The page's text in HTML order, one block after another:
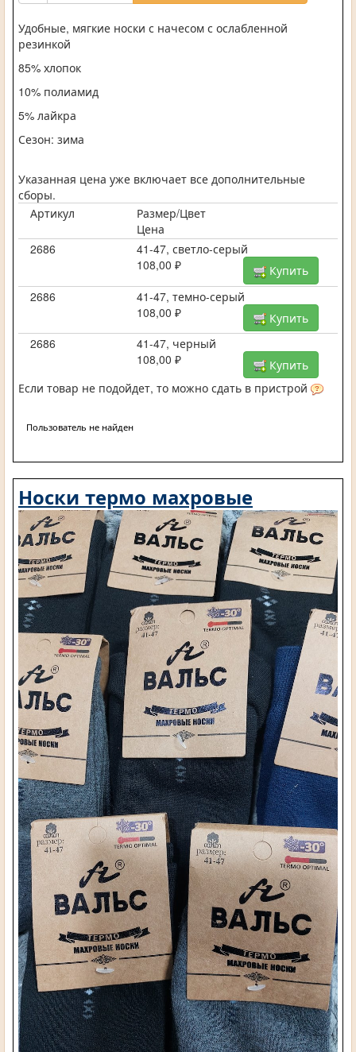
Удобные, мягкие носки с начесом с ослабленной
резинкой
85% хлопок
10% полиамид
5% лайкра
Сезон: зима
Указанная цена уже включает все дополнительные
сборы.
Артикул
Размер/Цвет
Цена
2686
41-47, светло-серый
108,00 ₽
Купить
2686
41-47, темно-серый
108,00 ₽
Купить
2686
41-47, черный
108,00 ₽
Купить
Если товар не подойдет, то можно сдать в пристрой
Пользователь не найден
Носки термо махровые